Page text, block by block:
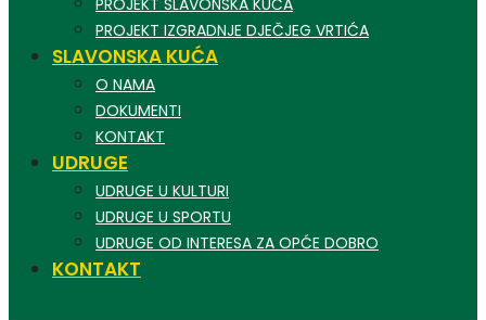
PROJEKT SLAVONSKA KUĆA
PROJEKT IZGRADNJE DJEČJEG VRTIĆA
SLAVONSKA KUĆA
O NAMA
DOKUMENTI
KONTAKT
UDRUGE
UDRUGE U KULTURI
UDRUGE U SPORTU
UDRUGE OD INTERESA ZA OPĆE DOBRO
KONTAKT